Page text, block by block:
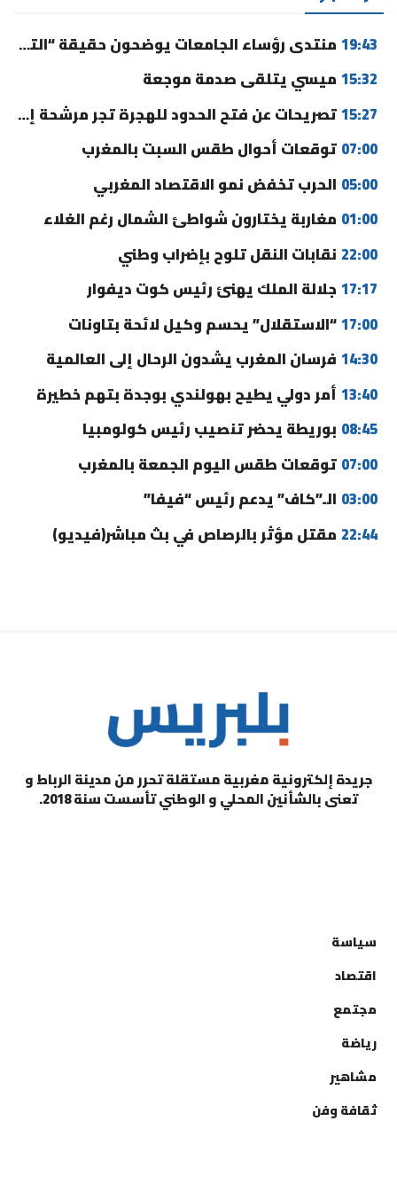
19:43 منتدى رؤساء الجامعات يوضحون حقيقة “التوقيت الميسر” ورسوم التسجيل
15:32 ميسي يتلقى صدمة موجعة
15:27تصريحات عن فتح الحدود للهجرة تجر مرشحة إلى القضاء
07:00 توقعات أحوال طقس السبت بالمغرب
05:00 الحرب تخفض نمو الاقتصاد المغربي
01:00 مغاربة يختارون شواطئ الشمال رغم الغلاء
22:00 نقابات النقل تلوح بإضراب وطني
17:17 جلالة الملك يهنئ رئيس كوت ديفوار
17:00“الاستقلال” يحسم وكيل لائحة بتاونات
14:30 فرسان المغرب يشدون الرحال إلى العالمية
13:40 أمر دولي يطيح بهولندي بوجدة بتهم خطيرة
08:45 بوريطة يحضر تنصيب رئيس كولومبيا
07:00 توقعات طقس اليوم الجمعة بالمغرب
03:00 الـ”كاف” يدعم رئيس “فيفا”
22:44 مقتل مؤثر بالرصاص في بث مباشر(فيديو)
جريدة إلكترونية مغربية مستقلة تحرر من مدينة الرباط و
تعنى بالشأنين المحلي و الوطني تأسست سنة 2018.
سياسة
اقتصاد
مجتمع
رياضة
مشاهير
ثقافة وفن